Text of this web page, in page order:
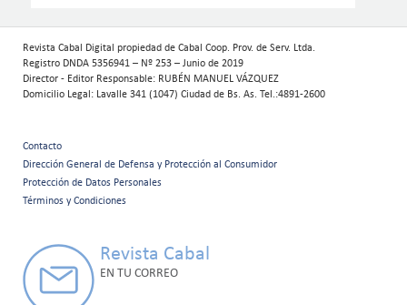
Revista Cabal Digital propiedad de Cabal Coop. Prov. de Serv. Ltda.
Registro DNDA 5356941 – Nº 253 – Junio de 2019
Director - Editor Responsable: RUBÉN MANUEL VÁZQUEZ
Domicilio Legal: Lavalle 341 (1047) Ciudad de Bs. As. Tel.:4891-2600
Menú
secundario
Contacto
Dirección General de Defensa y Protección al Consumidor
Protección de Datos Personales
Términos y Condiciones
Revista Cabal
EN TU CORREO